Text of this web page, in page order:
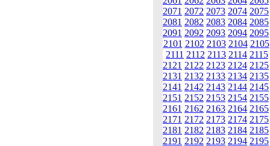
2071 2072 2073 2074 2075
2081 2082 2083 2084 2085
2091 2092 2093 2094 2095
2101 2102 2103 2104 2105
2111 2112 2113 2114 2115
2121 2122 2123 2124 2125
2131 2132 2133 2134 2135
2141 2142 2143 2144 2145
2151 2152 2153 2154 2155
2161 2162 2163 2164 2165
2171 2172 2173 2174 2175
2181 2182 2183 2184 2185
2191 2192 2193 2194 2195